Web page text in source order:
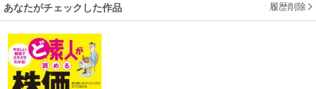
あなたがチェックした作品 履歴削除